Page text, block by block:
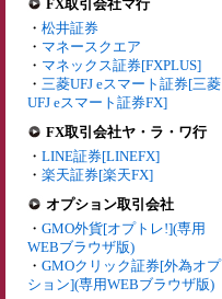
FX取引会社マ行
・ 松井証券
・ マネースクエア
・ マネックス証券[FXPLUS]
・ 三菱UFJ eスマート証券[三菱
UFJ eスマート証券FX]
FX取引会社ヤ・ラ・ワ行
・ LINE証券[LINEFX]
・ 楽天証券[楽天FX]
オプション取引会社
・ GMO外貨[オプトレ!](専用
WEBブラウザ版)
・ GMOクリック証券[外為オプ
ション](専用WEBブラウザ版)